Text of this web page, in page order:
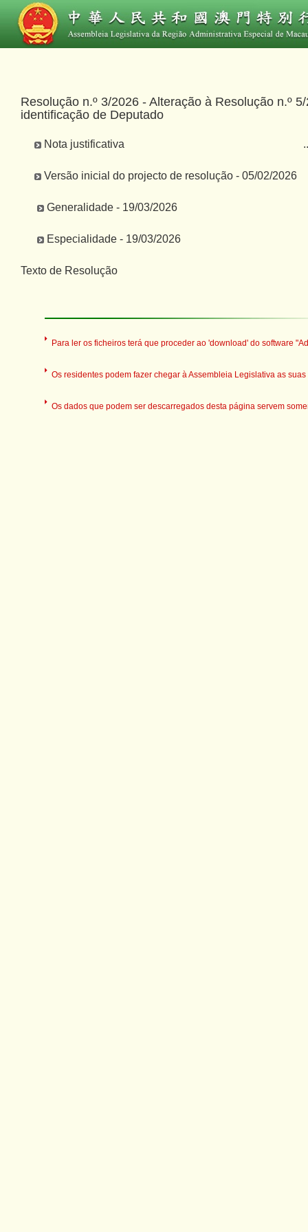
Resolução n.º 3/2026 - Alteração à Resolução n.º
identificação de Deputado
Nota justificativa
Versão inicial do projecto de resolução - 05/02/2026
Generalidade - 19/03/2026
Especialidade - 19/03/2026
Texto de Resolução
Para ler os ficheiros terá que proceder ao 'download' do software "A
Os residentes podem fazer chegar à Assembleia Legislativa as
Os dados que podem ser descarregados desta página servem